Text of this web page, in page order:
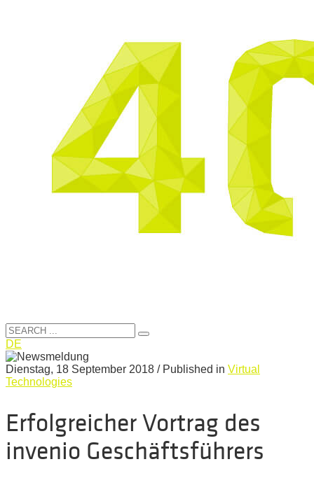
DE
Dienstag, 18 September 2018 / Published in Virtual
Technologies
Erfolgreicher Vortrag des
invenio Geschäftsführers